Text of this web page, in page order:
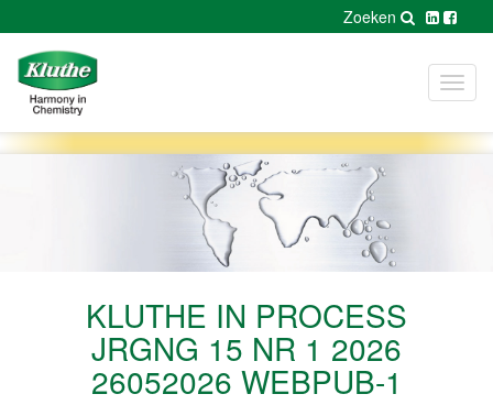
Zoeken
KLUTHE IN PROCESS
JRGNG 15 NR 1 2026
26052026 WEBPUB-1